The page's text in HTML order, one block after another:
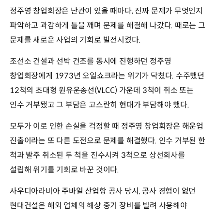
정주영 창업회장은 난관이 있을 때마다, 진짜 문제가 무엇인지
파악하고 과감하게 틀을 깨며 문제를 해결해 나갔다. 때로는 그
문제를 새로운 사업의 기회로 발전시켰다.
조선소 건설과 선박 건조를 동시에 진행하던 정주영
창업회장에게 1973년 오일쇼크라는 위기가 닥쳤다. 수주했던
12척의 초대형 원유운송선(VLCC) 가운데 3척이 취소 또는
인수 거부됐고 그 부담은 고스란히 현대가 부담해야 했다.
모두가 이로 인한 손실을 걱정할 때 정주영 창업회장은 해운업
진출이라는 또 다른 도전으로 문제를 해결했다. 인수 거부된 한
척과 발주 취소된 두 척을 진수시켜 3척으로 상선회사를
설립해 위기를 기회로 바꾼 것이다.
사우디아라비아 주바일 산업항 공사 당시, 공사 경험이 없던
현대건설은 해외 업체의 해상 중기 장비를 빌려 사용해야